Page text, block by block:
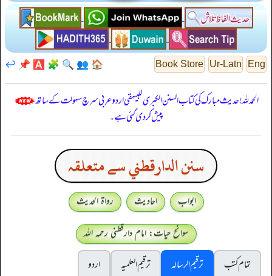
Eng
Ur-Latn
Book Store
🏠
👥
🔍
🧩
🅰️
📌
↩️
الحمدللہ! حدیث مبارک کی کتاب السنن الكبرى للبيهقي اردو عربی سرچ سہولت کے ساتھ
پیش کر دی گئی ہے۔
سنن الدارقطني سے متعلقہ
ابواب احادیث
رواۃ الحدیث
سوانح حیات: امام دارقطنی رحمہ اللہ
تمام کتب
ترقیم الرسالہ ترقیم العلمیہ
اردو